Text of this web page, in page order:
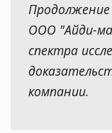
ООО "Айди-
спектра
компании.